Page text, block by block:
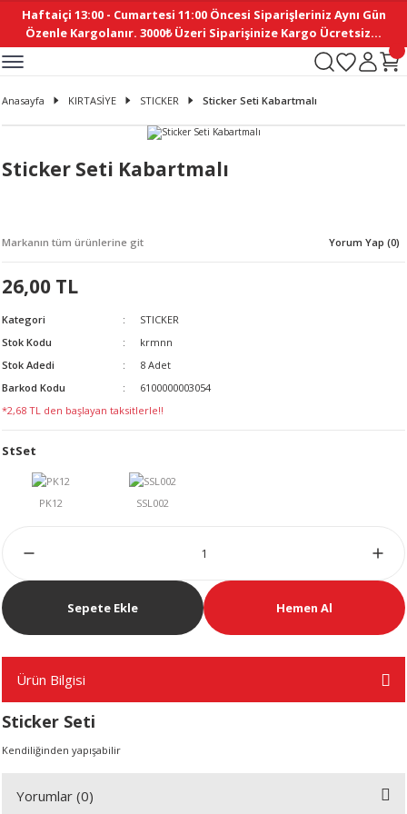
Haftaiçi 13:00 - Cumartesi 11:00 Öncesi Siparişleriniz Aynı Gün
Özenle Kargolanır. 3000₺ Üzeri Siparişinize Kargo Ücretsiz...
Geri Dön
Geri Dön
YASTIKLAR
Geri Dön
Geri Dön
YAPIMI
Geri Dön
Geri Dön
- DAİRESEL
Geri Dön
Geri Dön
Geri Dön
Geri Dön
Geri Dön
Geri Dön
Geri Dön
Geri Dön
Geri Dön
AKSESUAR
Geri Dön
Geri Dön
Geri Dön
Geri Dön
Geri Dön
Geri Dön
Anasayfa KIRTASİYE STICKER Sticker Seti Kabartmalı
Sticker Seti Kabartmalı
Markanın tüm ürünlerine git Yorum Yap (0)
26,00 TL
Kategori
STICKER
Stok Kodu
krmnn
Stok Adedi
8 Adet
Barkod Kodu
6100000003054
*2,68 TL den başlayan taksitlerle!!
StSet
Sepete Ekle Hemen Al
Ürün Bilgisi
Sticker Seti
Kendiliğinden yapışabilir
Yorumlar (0)